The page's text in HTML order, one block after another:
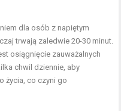
dla osób z napiętym
trwają zaledwie 20-30 minut.
osiągnięcie zauważalnych
chwil dziennie, aby
życia, co czyni go